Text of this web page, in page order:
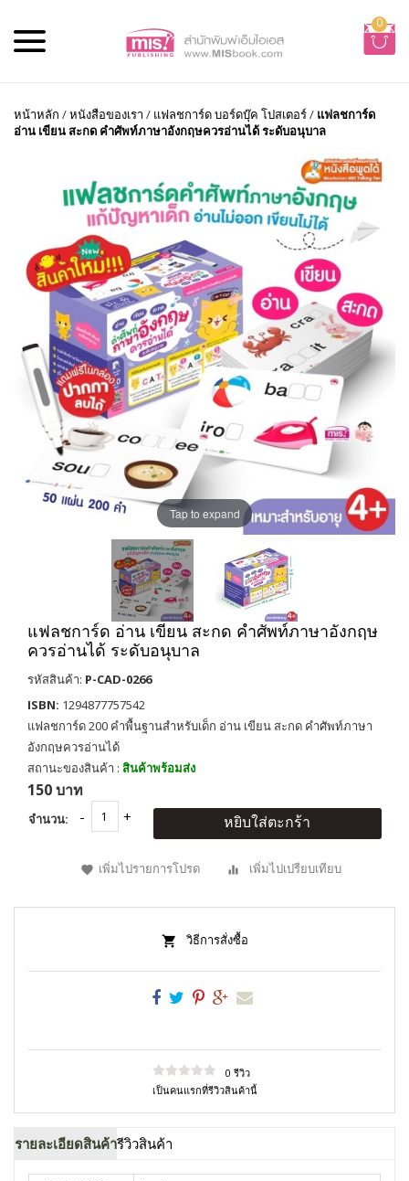
0
หน้าหลัก /หนังสือของเรา / แฟลชการ์ด บอร์ดบุ๊ค โปสเตอร์/ แฟลชการ์ด
อ่าน เขียน สะกด คำศัพท์ภาษาอังกฤษควรอ่านได้ ระดับอนุบาล
Tap to expand
แฟลชการ์ด อ่าน เขียน สะกด คำศัพท์ภาษาอังกฤษ
ควรอ่านได้ ระดับอนุบาล
รหัสสินค้า: P-CAD-0266
ISBN: 1294877757542
แฟลชการ์ด 200 คำพื้นฐานสำหรับเด็ก อ่าน เขียน สะกด คำศัพท์ภาษา
อังกฤษควรอ่านได้
สถานะของสินค้า : สินค้าพร้อมส่ง
150 บาท
จำนวน: หยิบใส่ตะกร้า
เพิ่มไปรายการโปรด เพิ่มไปเปรียบเทียบ
วิธีการสั่งซื้อ
0 รีวิว
เป็นคนแรกที่รีวิวสินค้านี้
รายละเอียดสินค้ารีวิวสินค้า